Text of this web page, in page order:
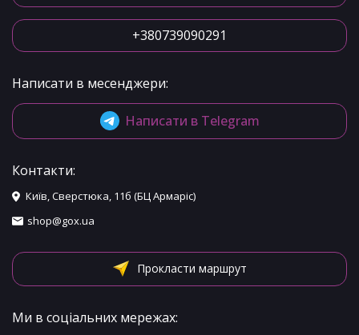
+380739090291
Написати в месенджери:
Написати в Telegram
Контакти:
Київ, Сверстюка, 11б (БЦ Армаріс)
shop@gox.ua
Прокласти маршрут
Ми в соціальних мережах: